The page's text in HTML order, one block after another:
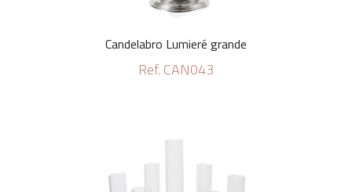
Candelabro Lumieré grande
Ref. CAN043